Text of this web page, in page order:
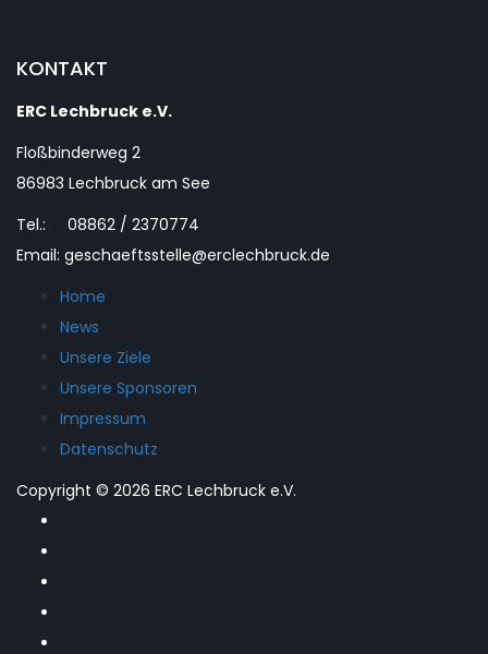
KONTAKT
ERC Lechbruck e.V.
Floßbinderweg 2
86983 Lechbruck am See
Tel.: 08862 / 2370774
Email: geschaeftsstelle@erclechbruck.de
Home
News
Unsere Ziele
Unsere Sponsoren
Impressum
Datenschutz
Copyright © 2026 ERC Lechbruck e.V.